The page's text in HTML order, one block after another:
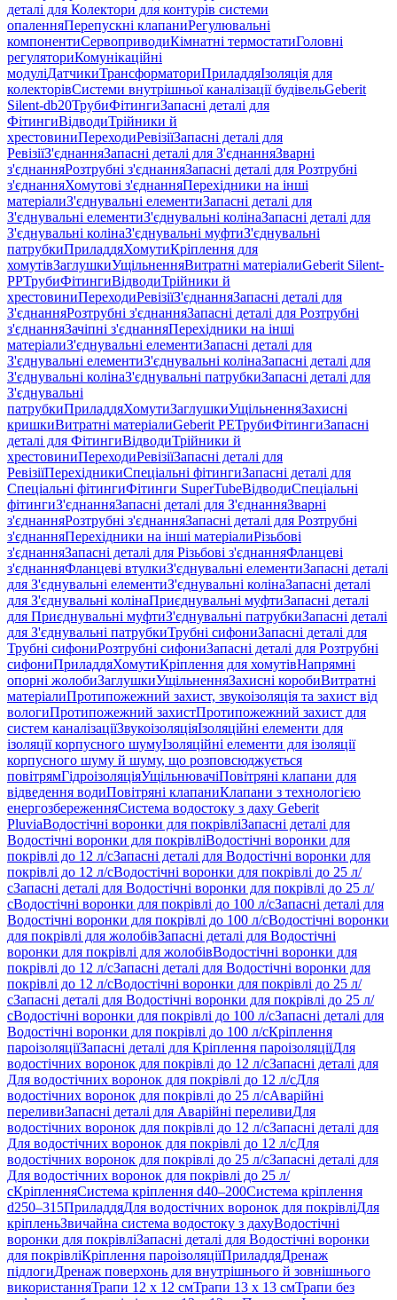
деталі для Колектори для контурів системи
опаленняПерепускні клапаниРегулювальні
компонентиСервоприводиКімнатні термостатиГоловні
регуляториКомунікаційні
модуліДатчикиТрансформаториПриладдяІзоляція для
колекторівСистеми внутрішньої каналізації будівельGeberit
Silent-db20ТрубиФітингиЗапасні деталі для
ФітингиВідводиТрійники й
хрестовиниПереходиРевізіїЗапасні деталі для
РевізіїЗ'єднанняЗапасні деталі для З'єднанняЗварні
з'єднанняРозтрубні з'єднанняЗапасні деталі для Розтрубні
з'єднанняХомутові з'єднанняПерехідники на інші
матеріалиЗ'єднувальні елементиЗапасні деталі для
З'єднувальні елементиЗ'єднувальні колінаЗапасні деталі для
З'єднувальні колінаЗ'єднувальні муфтиЗ'єднувальні
патрубкиПриладдяХомутиКріплення для
хомутівЗаглушкиУщільненняВитратні матеріалиGeberit Silent-
PPТрубиФітингиВідводиТрійники й
хрестовиниПереходиРевізіїЗ'єднанняЗапасні деталі для
З'єднанняРозтрубні з'єднанняЗапасні деталі для Розтрубні
з'єднанняЗачіпні з'єднанняПерехідники на інші
матеріалиЗ'єднувальні елементиЗапасні деталі для
З'єднувальні елементиЗ'єднувальні колінаЗапасні деталі для
З'єднувальні колінаЗ'єднувальні патрубкиЗапасні деталі для
З'єднувальні
патрубкиПриладдяХомутиЗаглушкиУщільненняЗахисні
кришкиВитратні матеріалиGeberit PEТрубиФітингиЗапасні
деталі для ФітингиВідводиТрійники й
хрестовиниПереходиРевізіїЗапасні деталі для
РевізіїПерехідникиСпеціальні фітингиЗапасні деталі для
Спеціальні фітингиФітинги SuperTubeВідводиСпеціальні
фітингиЗ'єднанняЗапасні деталі для З'єднанняЗварні
з'єднанняРозтрубні з'єднанняЗапасні деталі для Розтрубні
з'єднанняПерехідники на інші матеріалиРізьбові
з'єднанняЗапасні деталі для Різьбові з'єднанняФланцеві
з'єднанняФланцеві втулкиЗ'єднувальні елементиЗапасні деталі
для З'єднувальні елементиЗ'єднувальні колінаЗапасні деталі
для З'єднувальні колінаПриєднувальні муфтиЗапасні деталі
для Приєднувальні муфтиЗ'єднувальні патрубкиЗапасні деталі
для З'єднувальні патрубкиТрубні сифониЗапасні деталі для
Трубні сифониРозтрубні сифониЗапасні деталі для Розтрубні
сифониПриладдяХомутиКріплення для хомутівНапрямні
опорні жолобиЗаглушкиУщільненняЗахисні коробиВитратні
матеріалиПротипожежний захист, звукоізоляція та захист від
вологиПротипожежний захистПротипожежний захист для
систем каналізаціїЗвукоізоляціяІзоляційні елементи для
ізоляції корпусного шумуІзоляційні елементи для ізоляції
корпусного шуму й шуму, що розповсюджується
повітрямГідроізоляціяУщільнювачіПовітряні клапани для
відведення водиПовітряні клапаниКлапани з технологією
енергозбереженняСистема водостоку з даху Geberit
PluviaВодостічні воронки для покрівліЗапасні деталі для
Водостічні воронки для покрівліВодостічні воронки для
покрівлі до 12 л/сЗапасні деталі для Водостічні воронки для
покрівлі до 12 л/сВодостічні воронки для покрівлі до 25 л/
сЗапасні деталі для Водостічні воронки для покрівлі до 25 л/
сВодостічні воронки для покрівлі до 100 л/сЗапасні деталі для
Водостічні воронки для покрівлі до 100 л/сВодостічні воронки
для покрівлі для жолобівЗапасні деталі для Водостічні
воронки для покрівлі для жолобівВодостічні воронки для
покрівлі до 12 л/сЗапасні деталі для Водостічні воронки для
покрівлі до 12 л/сВодостічні воронки для покрівлі до 25 л/
сЗапасні деталі для Водостічні воронки для покрівлі до 25 л/
сВодостічні воронки для покрівлі до 100 л/сЗапасні деталі для
Водостічні воронки для покрівлі до 100 л/сКріплення
пароізоляціїЗапасні деталі для Кріплення пароізоляціїДля
водостічних воронок для покрівлі до 12 л/сЗапасні деталі для
Для водостічних воронок для покрівлі до 12 л/сДля
водостічних воронок для покрівлі до 25 л/сАварійні
переливиЗапасні деталі для Аварійні переливиДля
водостічних воронок для покрівлі до 12 л/сЗапасні деталі для
Для водостічних воронок для покрівлі до 12 л/сДля
водостічних воронок для покрівлі до 25 л/сЗапасні деталі для
Для водостічних воронок для покрівлі до 25 л/
сКріпленняСистема кріплення d40–200Система кріплення
d250–315ПриладдяДля водостічних воронок для покрівліДля
кріпленьЗвичайна система водостоку з дахуВодостічні
воронки для покрівліЗапасні деталі для Водостічні воронки
для покрівліКріплення пароізоляціїПриладдяДренаж
підлогиДренаж поверхонь для внутрішнього й зовнішнього
використанняТрапи 12 x 12 смТрапи 13 x 13 смТрапи без